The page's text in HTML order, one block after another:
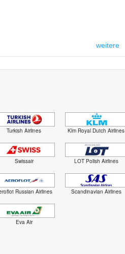
weitere
Turkish Airlines Klm Royal Dutch Airlines
Swissair LOT Polish Airlines
Russian Airlines Scandinavian Airlines
Eva Air